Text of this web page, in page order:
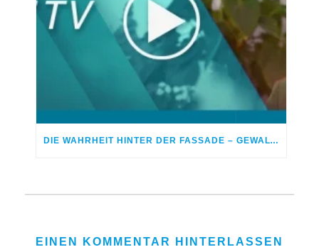
DIE WAHRHEIT HINTER DER FASSADE – GEWALT IN DER EHE
EINEN KOMMENTAR HINTERLASSEN